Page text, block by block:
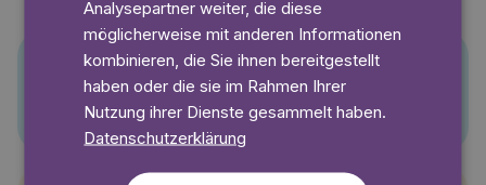
Analysepartner weiter, die diese
möglicherweise mit anderen Informationen
kombinieren, die Sie ihnen bereitgestellt
haben oder die sie im Rahmen Ihrer
Nutzung ihrer Dienste gesammelt haben.
Datenschutzerklärung